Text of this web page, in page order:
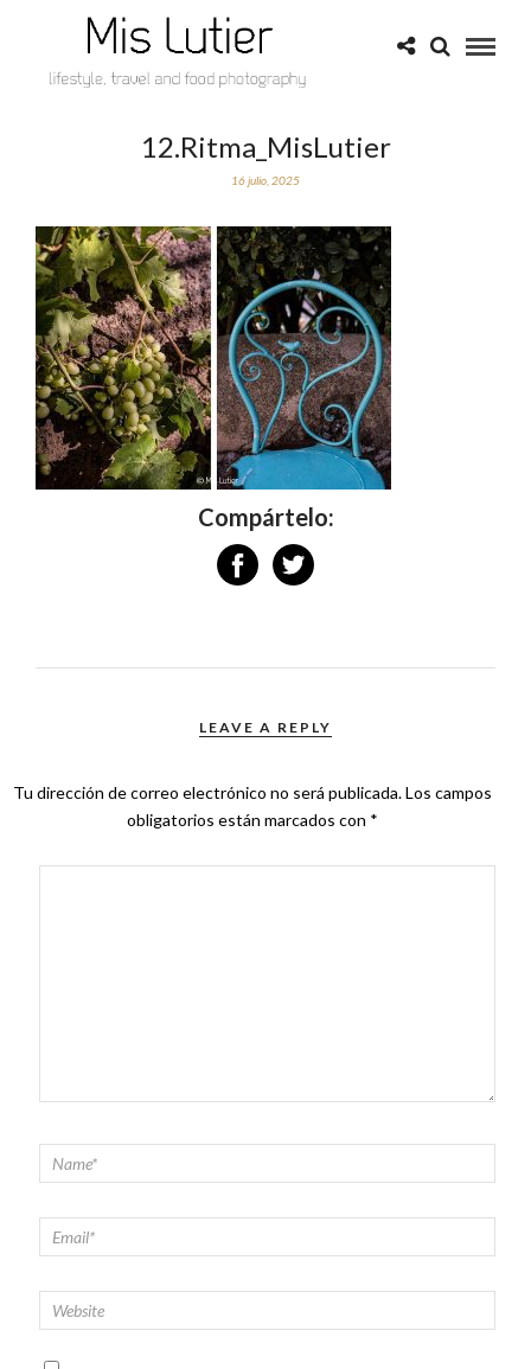
12.Ritma_MisLutier
16 julio, 2025
Compártelo:
LEAVE A REPLY
Tu dirección de correo electrónico no será publicada.Los campos
obligatorios están marcados con *